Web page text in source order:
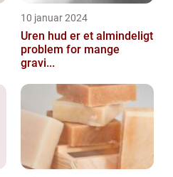
10 januar 2024
Uren hud er et almindeligt
problem for mange
gravi...